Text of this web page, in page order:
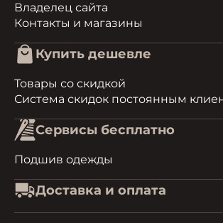
Владелец сайта
Контакты и магазины
Купить дешевле
Товары со скидкой
Система скидок постоянным
Сервисы бесплатно
Подшив одежды
Доставка и оплата